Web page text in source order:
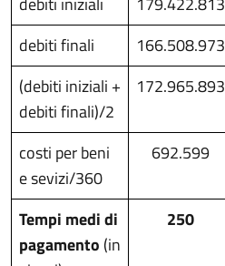
debiti finali
166.508.973
(debiti iniziali +
debiti finali)/2
172.965.893
costi per beni
e sevizi/360
692.599
Tempi medi di
pagamento (in
250